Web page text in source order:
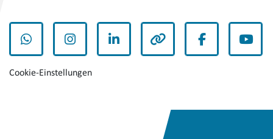
WhatsAppInstagramLinkedInandere Facebook
Cookie-Einstellungen